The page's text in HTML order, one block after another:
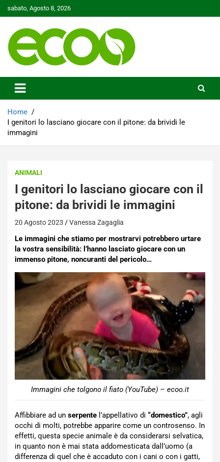
to
sabato, Agosto 8, 2026
Ecoo.it
Home
I genitori lo lasciano giocare con il pitone: da brividi le
immagini
ANIMALI
I genitori lo lasciano giocare con il
pitone: da brividi le immagini
20 Agosto 2023 Vanessa Zagaglia
Le immagini che stiamo per mostrarvi potrebbero urtare
la vostra sensibilità: l’hanno lasciato giocare con un
immenso pitone, noncuranti del pericolo…
Immagini che tolgono il fiato (YouTube) – ecoo.it
Affibbiare ad un serpente l’appellativo di “domestico”, agli
occhi di molti, potrebbe apparire come un controsenso. In
effetti, questa specie animale è da considerarsi selvatica,
in quanto non è mai stata addomesticata dall’uomo (a
differenza di quel che è accaduto con i cani o con i gatti,